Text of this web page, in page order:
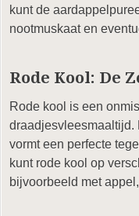
kunt de
nootmuskaat en
Rode Kool: De
Rode kool is een
draadjesvleesmaaltijd.
vormt een perfecte
kunt rode kool op
bijvoorbeeld met